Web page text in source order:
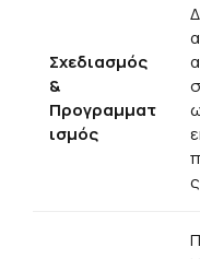
Σχεδιασμός
&
Προγραμματ
ισμός
ς